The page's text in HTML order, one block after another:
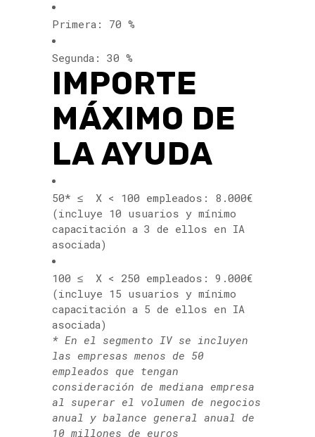
Primera: 70 %
Segunda: 30 %
IMPORTE
MÁXIMO DE
LA AYUDA
50* ≤ X < 100 empleados: 8.000€
(incluye 10 usuarios y mínimo
capacitación a 3 de ellos en IA
asociada)
100 ≤ X < 250 empleados: 9.000€
(incluye 15 usuarios y mínimo
capacitación a 5 de ellos en IA
asociada)
* En el segmento IV se incluyen
las empresas menos de 50
empleados que tengan
consideración de mediana empresa
al superar el volumen de negocios
anual y balance general anual de
10 millones de euros